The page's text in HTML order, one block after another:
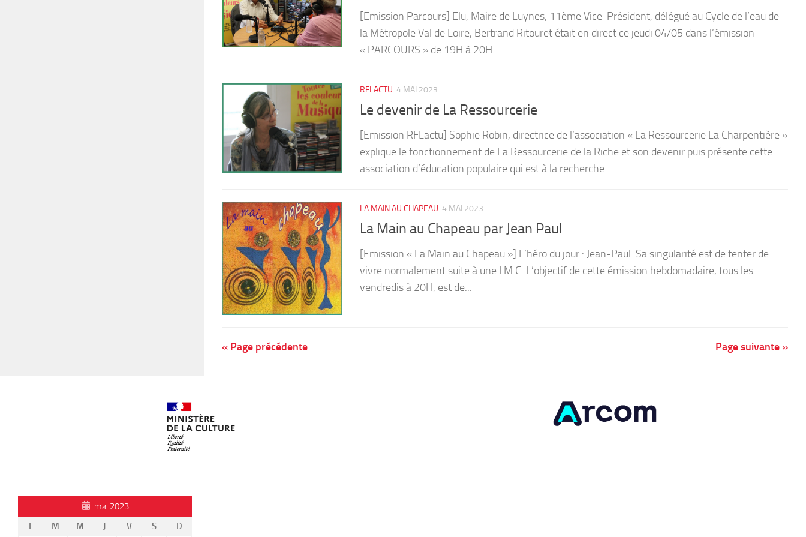
[Emission Parcours] Elu, Maire de Luynes, 11ème Vice-Président, délégué au Cycle de l’eau de
la Métropole Val de Loire, Bertrand Ritouret était en direct ce jeudi 04/05 dans l’émission
« PARCOURS » de 19H à 20H...
RFLACTU 4 MAI 2023
Le devenir de La Ressourcerie
[Emission RFLactu] Sophie Robin, directrice de l’association « La Ressourcerie La Charpentière »
explique le fonctionnement de La Ressourcerie de la Riche et son devenir puis présente cette
association d’éducation populaire qui est à la recherche...
LA MAIN AU CHAPEAU 4 MAI 2023
La Main au Chapeau par Jean Paul
[Emission « La Main au Chapeau »] L’héro du jour : Jean-Paul. Sa singularité est de tenter de
vivre normalement suite à une I.M.C. L’objectif de cette émission hebdomadaire, tous les
vendredis à 20H, est de...
« Page précédente Page suivante »
mai 2023
L
M M J V S D